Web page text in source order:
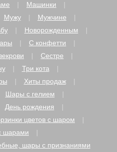
Машинки
Мужу
Мужчине
Новорожденным
С конфетти
Сестре
Три кота
Хиты продаж
Шары с гелием
День рождения
цветов с шаром
шарами
шары с признаниями